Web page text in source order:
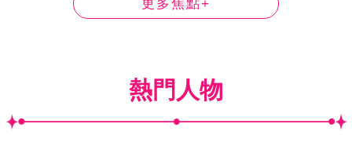
更多焦點+
熱門人物